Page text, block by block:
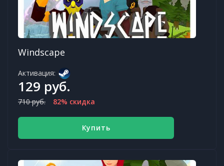
Windscape
Активация:
129 руб.
710 руб. 82% скидка
Купить